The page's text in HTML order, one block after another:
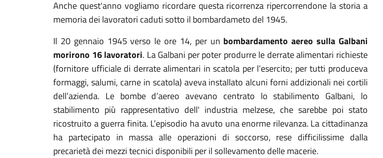
Anche quest'anno vogliamo ricordare questa ricorrenza ripercorrendone la storia a
memoria dei lavoratori caduti sotto il bombardameto del 1945.
Il 20 gennaio 1945 verso le ore 14, per un bombardamento aereo sulla Galbani
morirono 16 lavoratori. La Galbani per poter produrre le derrate alimentari richieste
(fornitore ufficiale di derrate alimentari in scatola per l’esercito; per tutti produceva
formaggi, salumi, carne in scatola) aveva installato alcuni forni addizionali nei cortili
dell’azienda. Le bombe d’aereo avevano centrato lo stabilimento Galbani, lo
stabilimento più rappresentativo dell' industria melzese, che sarebbe poi stato
ricostruito a guerra finita. L’episodio ha avuto una enorme rilevanza. La cittadinanza
ha partecipato in massa alle operazioni di soccorso, rese difficilissime dalla
precarietà dei mezzi tecnici disponibili per il sollevamento delle macerie.